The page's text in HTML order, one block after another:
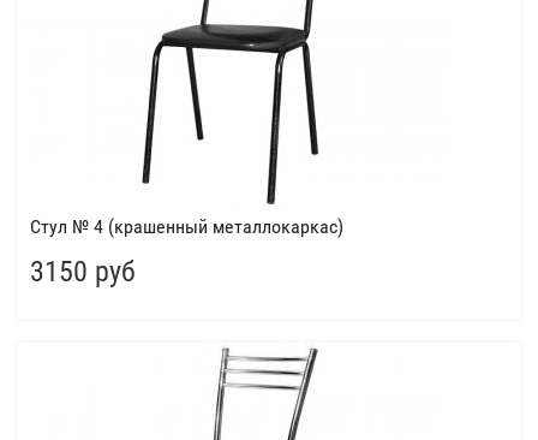
Стул № 4 (крашенный металлокаркас)
3150 руб